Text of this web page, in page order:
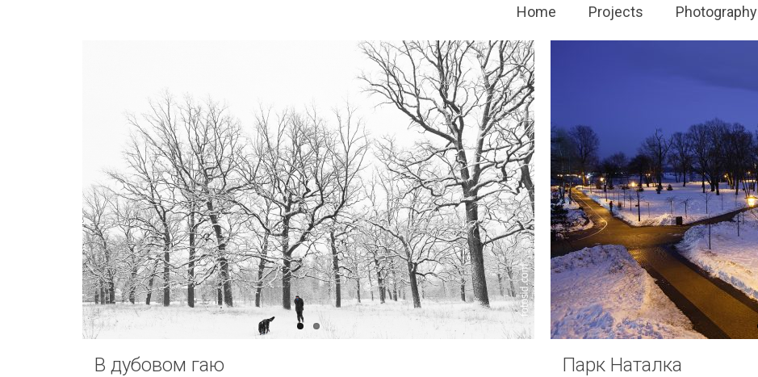
Home Projects Photography
В дубовом гаю Парк Наталка